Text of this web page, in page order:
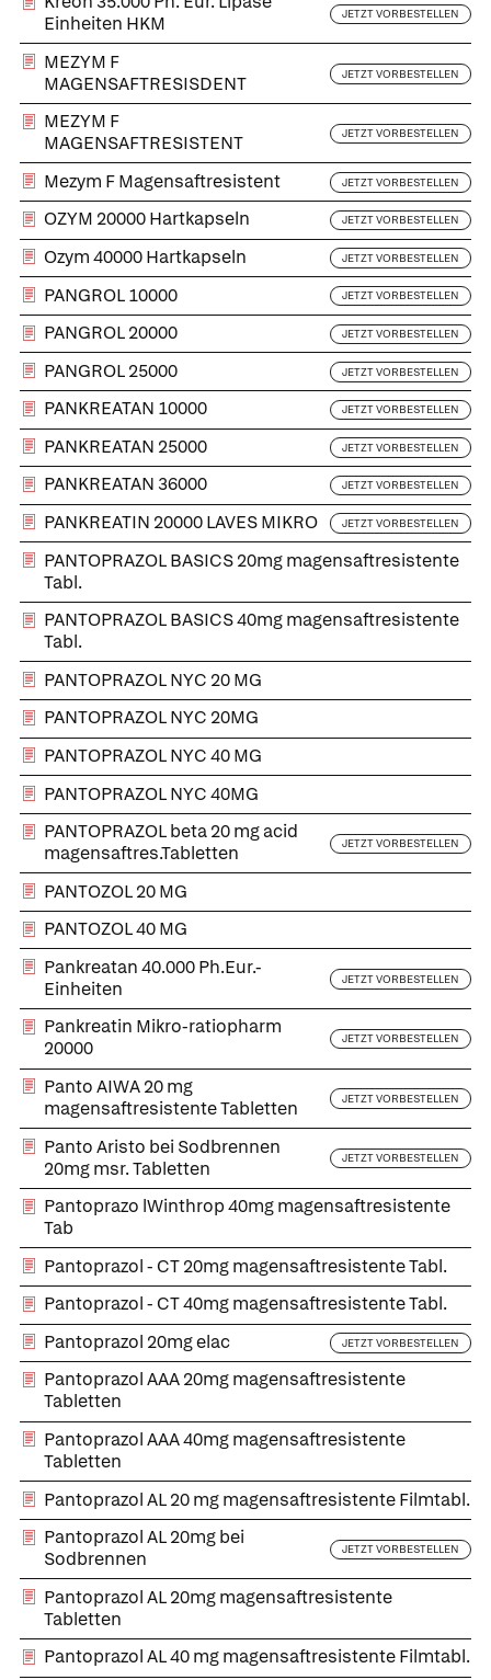
Einheiten HKM
JETZT VORBESTELLEN
MEZYM F
MAGENSAFTRESISDENT
JETZT VORBESTELLEN
MEZYM F
MAGENSAFTRESISTENT
JETZT VORBESTELLEN
Mezym F Magensaftresistent JETZT VORBESTELLEN
OZYM 20000 Hartkapseln JETZT VORBESTELLEN
Ozym 40000 Hartkapseln JETZT VORBESTELLEN
PANGROL 10000 JETZT VORBESTELLEN
PANGROL 20000 JETZT VORBESTELLEN
PANGROL 25000 JETZT VORBESTELLEN
PANKREATAN 10000 JETZT VORBESTELLEN
PANKREATAN 25000 JETZT VORBESTELLEN
PANKREATAN 36000 JETZT VORBESTELLEN
PANKREATIN 20000 LAVES MIKRO JETZT VORBESTELLEN
PANTOPRAZOL BASICS 20mg magensaftresistente
Tabl.
PANTOPRAZOL BASICS 40mg magensaftresistente
Tabl.
PANTOPRAZOL NYC 20 MG
PANTOPRAZOL NYC 20MG
PANTOPRAZOL NYC 40 MG
PANTOPRAZOL NYC 40MG
PANTOPRAZOL beta 20 mg acid
magensaftres.Tabletten
JETZT VORBESTELLEN
PANTOZOL 20 MG
PANTOZOL 40 MG
Pankreatan 40.000 Ph.Eur.-
Einheiten
JETZT VORBESTELLEN
Pankreatin Mikro-ratiopharm
20000
JETZT VORBESTELLEN
Panto AIWA 20 mg
magensaftresistente Tabletten
JETZT VORBESTELLEN
Panto Aristo bei Sodbrennen
20mg msr. Tabletten
JETZT VORBESTELLEN
Pantoprazo lWinthrop 40mg magensaftresistente
Tab
Pantoprazol - CT 20mg magensaftresistente Tabl.
Pantoprazol - CT 40mg magensaftresistente Tabl.
Pantoprazol 20mg elac
JETZT VORBESTELLEN
Pantoprazol AAA 20mg magensaftresistente
Tabletten
Pantoprazol AAA 40mg magensaftresistente
Tabletten
Pantoprazol AL 20 mg magensaftresistente Filmtabl.
Pantoprazol AL 20mg bei
Sodbrennen
JETZT VORBESTELLEN
Pantoprazol AL 20mg magensaftresistente
Tabletten
Pantoprazol AL 40 mg magensaftresistente Filmtabl.